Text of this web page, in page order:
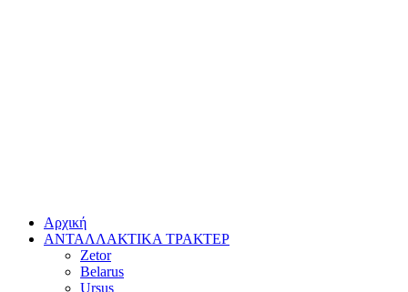
Αρχική
ΑΝΤΑΛΛΑΚΤΙΚΑ ΤΡΑΚΤΕΡ
Zetor
Belarus
Ursus